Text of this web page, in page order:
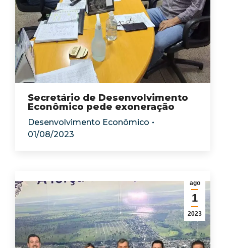
Secretário de Desenvolvimento
Econômico pede exoneração
Desenvolvimento Econômico
01/08/2023
ago
1
2023